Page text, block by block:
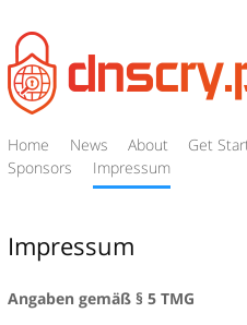
Home News About Get
Sponsors
Impressum
Impressum
Angaben gemäß § 5 TMG